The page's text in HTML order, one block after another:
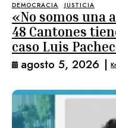
DEMOCRACIA JUSTICIA
«No somos una
48 Cantones
caso Luis
agosto 5, 2026 |